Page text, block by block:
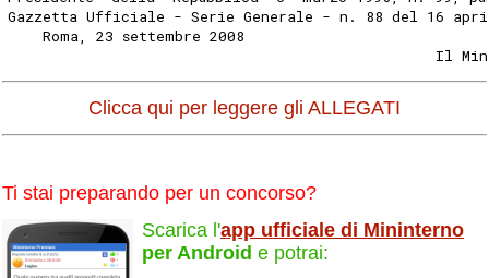
Gazzetta Ufficiale - Serie Generale - n. 88 del 16
    Roma, 23 settembre 2008
Il
Clicca qui per leggere gli ALLEGATI
Ti stai preparando per un concorso?
Scarica l'app ufficiale di Mininterno
per Android e potrai: